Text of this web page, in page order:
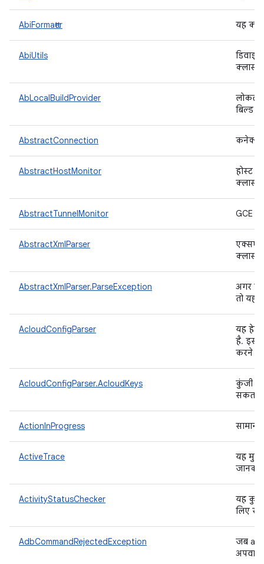
AbiFormatter यह
AbiUtils
क्लास
AbLocalBuildProvider
लोकल
बिल्ड
AbstractConnection कनेक्शन
AbstractHostMonitor
होस्ट के
क्लास.
AbstractTunnelMonitor GCE
AbstractXmlParser
क्लास
AbstractXmlParser.ParseException
अगर
तो यह
AcloudConfigParser
यह
है.
करने के
AcloudConfigParser.AcloudKeys
कुंजी के
सकता
ActionInProgress
ActiveTrace
यह
ActivityStatusChecker
यह
लिए
AdbCommandRejectedException
जब
अपवाद